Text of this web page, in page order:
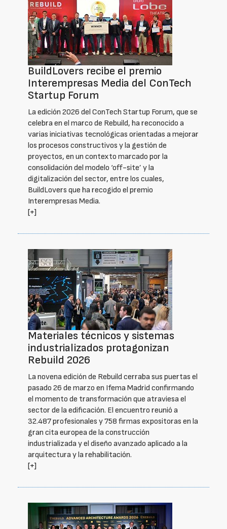
BuildLovers recibe el premio
Interempresas Media del ConTech
Startup Forum
La edición 2026 del ConTech Startup Forum, que se
celebra en el marco de Rebuild, ha reconocido a
varias iniciativas tecnológicas orientadas a mejorar
los procesos constructivos y la gestión de
proyectos, en un contexto marcado por la
consolidación del modelo ‘off-site’ y la
digitalización del sector, entre los cuales,
BuildLovers que ha recogido el premio
Interempresas Media.
[+]
Materiales técnicos y sistemas
industrializados protagonizan
Rebuild 2026
La novena edición de Rebuild cerraba sus puertas el
pasado 26 de marzo en Ifema Madrid confirmando
el momento de transformación que atraviesa el
sector de la edificación. El encuentro reunió a
32.487 profesionales y 758 firmas expositoras en la
gran cita europea de la construcción
industrializada y el diseño avanzado aplicado a la
arquitectura y la rehabilitación.
[+]